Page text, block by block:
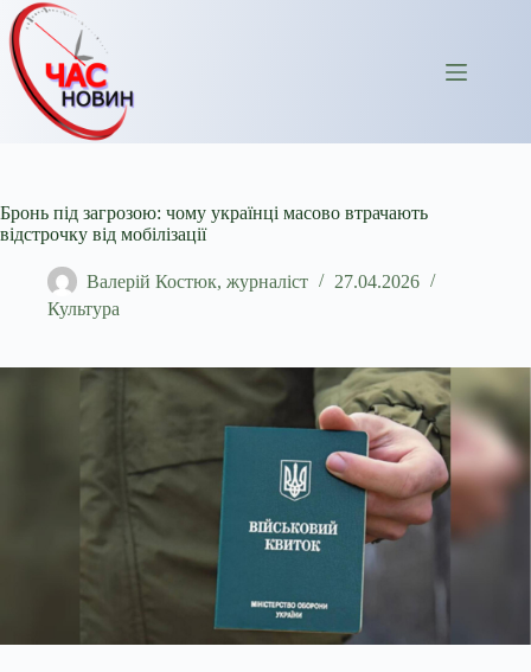
Перейти
до
вмісту
Бронь під загрозою: чому українці масово втрачають
відстрочку від мобілізації
Валерій Костюк, журналіст
27.04.2026
Культура